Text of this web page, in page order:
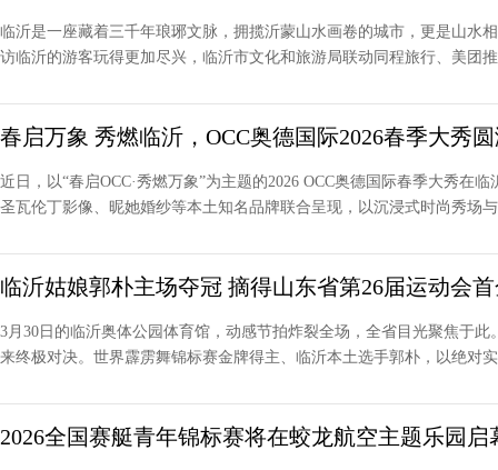
临沂是一座藏着三千年琅琊文脉，拥揽沂蒙山水画卷的城市，更是山水
访临沂的游客玩得更加尽兴，临沂市文化和旅游局联动同程旅行、美团
春启万象 秀燃临沂，OCC奥德国际2026春季大秀
近日，以“春启OCC·秀燃万象”为主题的2026 OCC奥德国际春季大秀在
圣瓦伦丁影像、昵她婚纱等本土知名品牌联合呈现，以沉浸式时尚秀场
临沂姑娘郭朴主场夺冠 摘得山东省第26届运动会
3月30日的临沂奥体公园体育馆，动感节拍炸裂全场，全省目光聚焦于
来终极对决。世界霹雳舞锦标赛金牌得主、临沂本土选手郭朴，以绝对
2026全国赛艇青年锦标赛将在蛟龙航空主题乐园启